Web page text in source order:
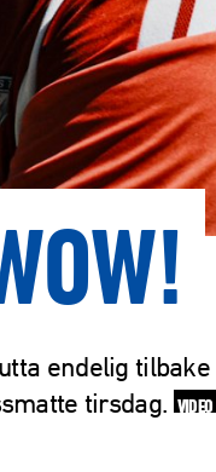
endelig tilbake
tirsdag. VIDEO